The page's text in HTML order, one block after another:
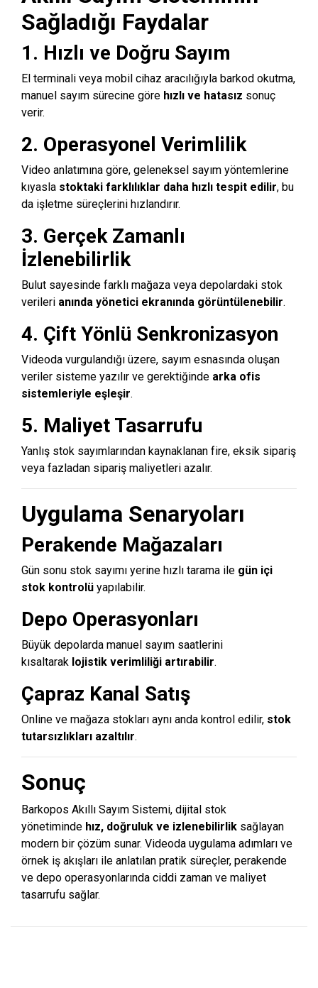
Sağladığı Faydalar
1. Hızlı ve Doğru Sayım
El terminali veya mobil cihaz aracılığıyla barkod okutma,
manuel sayım sürecine göre hızlı ve hatasız sonuç
verir.
2. Operasyonel Verimlilik
Video anlatımına göre, geleneksel sayım yöntemlerine
kıyasla stoktaki farklılıklar daha hızlı tespit edilir, bu
da işletme süreçlerini hızlandırır.
3. Gerçek Zamanlı
İzlenebilirlik
Bulut sayesinde farklı mağaza veya depolardaki stok
verileri anında yönetici ekranında görüntülenebilir.
4. Çift Yönlü Senkronizasyon
Videoda vurgulandığı üzere, sayım esnasında oluşan
veriler sisteme yazılır ve gerektiğinde arka ofis
sistemleriyle eşleşir.
5. Maliyet Tasarrufu
Yanlış stok sayımlarından kaynaklanan fire, eksik sipariş
veya fazladan sipariş maliyetleri azalır.
Uygulama Senaryoları
Perakende Mağazaları
Gün sonu stok sayımı yerine hızlı tarama ile gün içi
stok kontrolü yapılabilir.
Depo Operasyonları
Büyük depolarda manuel sayım saatlerini
kısaltarak lojistik verimliliği artırabilir.
Çapraz Kanal Satış
Online ve mağaza stokları aynı anda kontrol edilir, stok
tutarsızlıkları azaltılır.
Sonuç
Barkopos Akıllı Sayım Sistemi, dijital stok
yönetiminde hız, doğruluk ve izlenebilirlik sağlayan
modern bir çözüm sunar. Videoda uygulama adımları ve
örnek iş akışları ile anlatılan pratik süreçler, perakende
ve depo operasyonlarında ciddi zaman ve maliyet
tasarrufu sağlar.